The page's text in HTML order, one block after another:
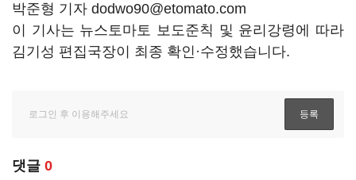
박준형 기자 dodwo90@etomato.com
이 기사는 뉴스토마토 보도준칙 및 윤리강령에 따라
김기성 편집국장이 최종 확인·수정했습니다.
댓글 0